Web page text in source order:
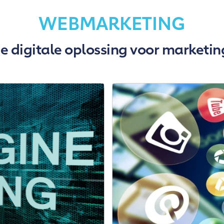
WEBMARKETING
digitale oplossing voor